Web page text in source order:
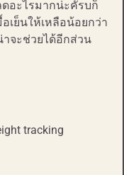
อะไรมากน่ะคัรบก็
เย็นให้เหลือน้อยกว่า
าจะช่วยได้อีกส่วน
tracking